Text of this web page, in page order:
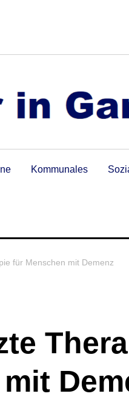
Kommunales
für Menschen mit Demenz